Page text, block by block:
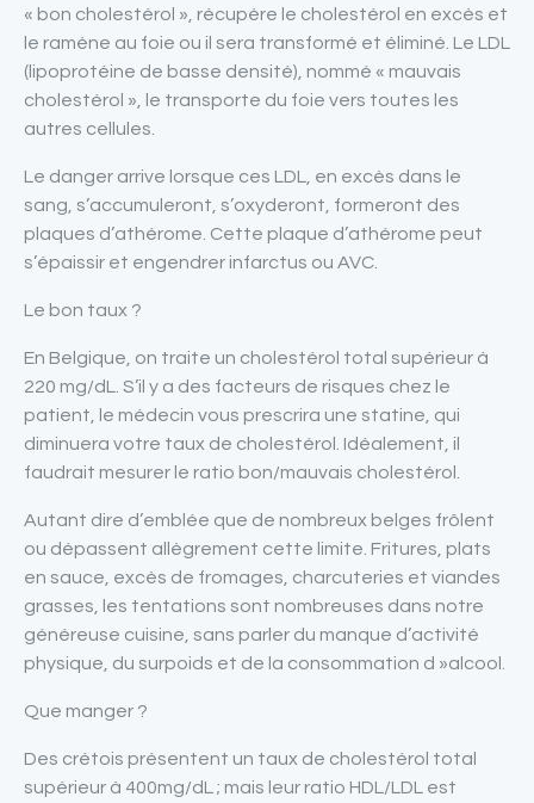
« bon cholestérol », récupère le cholestérol en excès et
le ramène au foie ou il sera transformé et éliminé. Le LDL
(lipoprotéine de basse densité), nommé « mauvais
cholestérol », le transporte du foie vers toutes les
autres cellules.
Le danger arrive lorsque ces LDL, en excès dans le
sang, s’accumuleront, s’oxyderont, formeront des
plaques d’athérome. Cette plaque d’athérome peut
s’épaissir et engendrer infarctus ou AVC.
Le bon taux ?
En Belgique, on traite un cholestérol total supérieur à
220 mg/dL. S’il y a des facteurs de risques chez le
patient, le médecin vous prescrira une statine, qui
diminuera votre taux de cholestérol. Idéalement, il
faudrait mesurer le ratio bon/mauvais cholestérol.
Autant dire d’emblée que de nombreux belges frôlent
ou dépassent allègrement cette limite. Fritures, plats
en sauce, excès de fromages, charcuteries et viandes
grasses, les tentations sont nombreuses dans notre
généreuse cuisine, sans parler du manque d’activité
physique, du surpoids et de la consommation d »alcool.
Que manger ?
Des crétois présentent un taux de cholestérol total
supérieur à 400mg/dL ; mais leur ratio HDL/LDL est